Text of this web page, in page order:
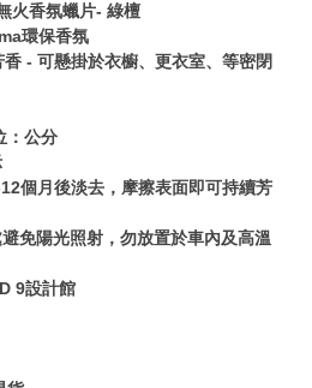
火香氛蠟片- 綠檀
環保香氛
香 - 可懸掛於衣櫥、更衣室、等密閉
：公分
個月後淡去，摩擦表面即可持續芳
免陽光照射，勿放置於車內及高溫
9設計館